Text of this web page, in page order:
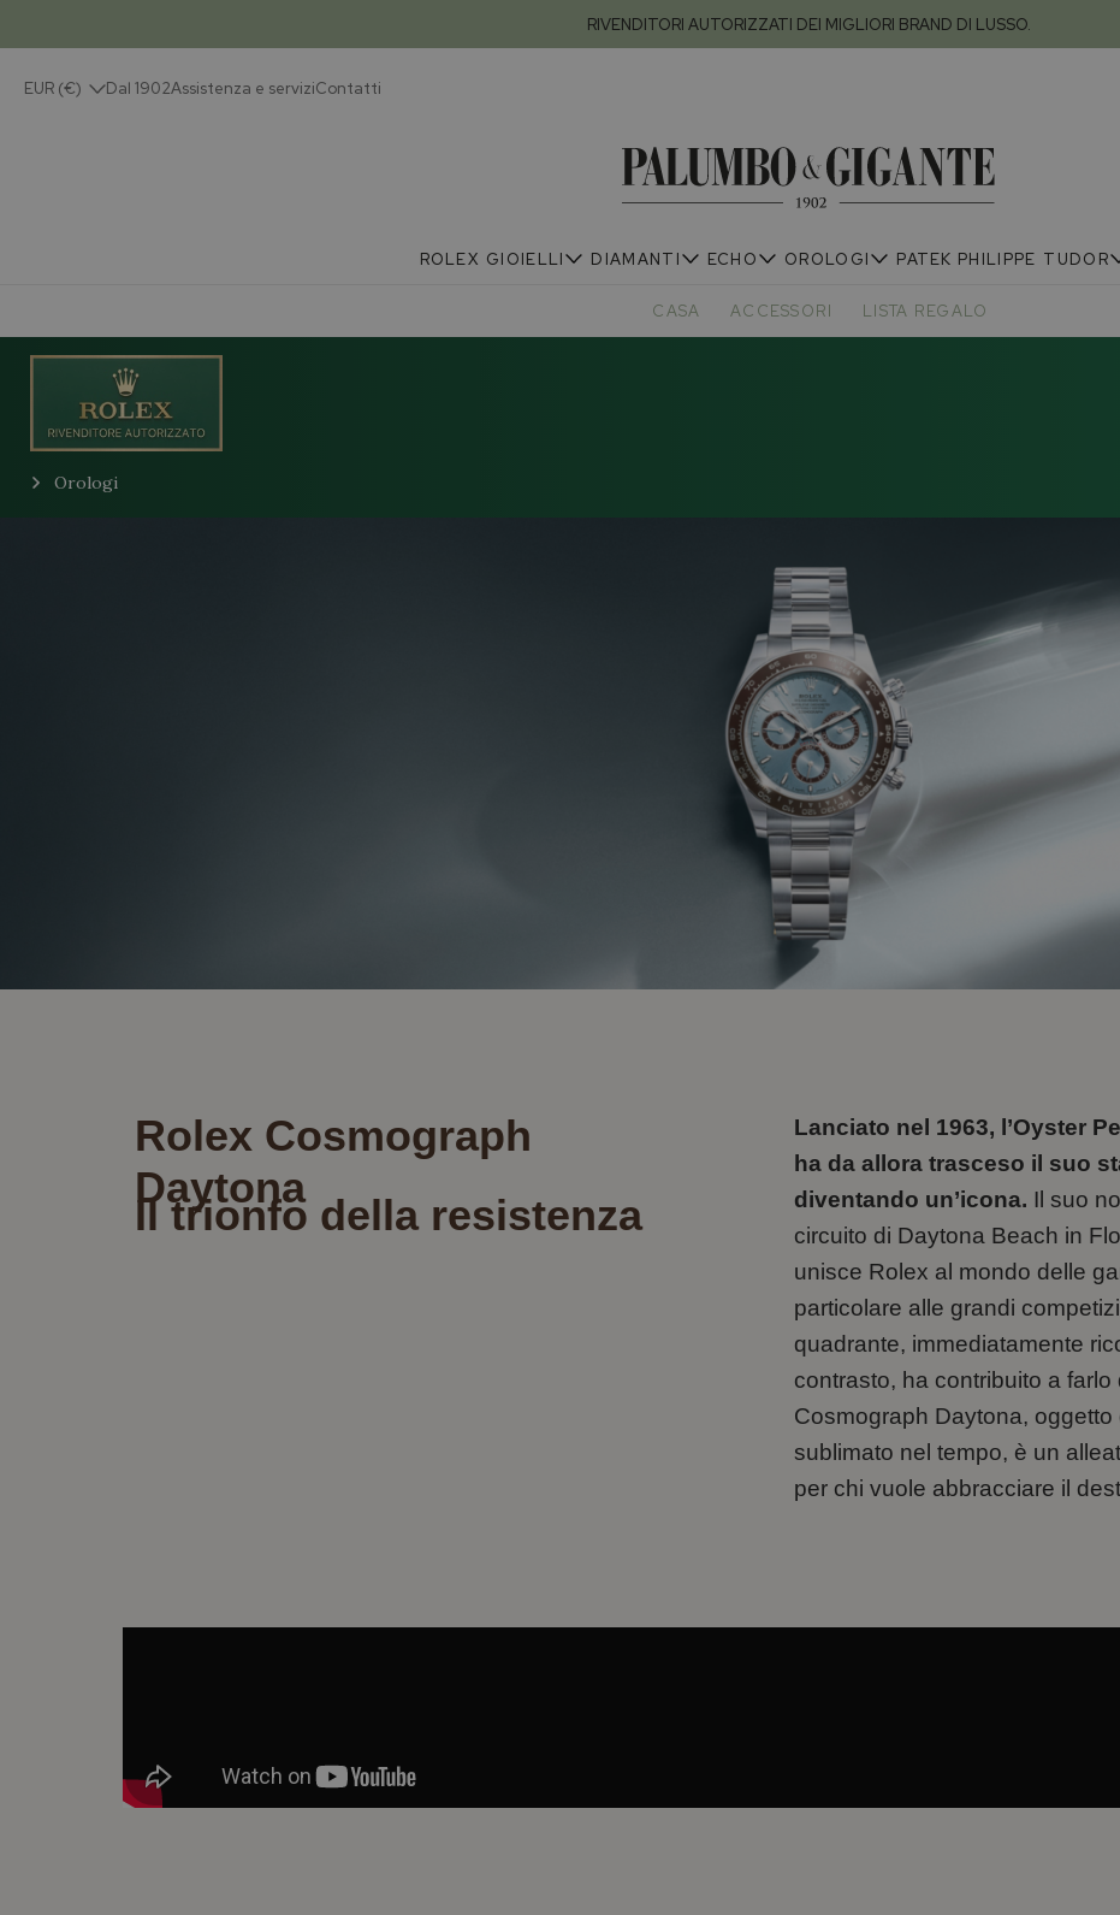
RIVENDITORI AUTORIZZATI DEI MIGLIORI BRAND DI LUSSO.
EUR (€) Dal 1902Assistenza e serviziContatti
ROLEX GIOIELLI DIAMANTI ECHO OROLOGI PATEK PHILIPPE TUDOR
CASA ACCESSORI LISTA REGALO
Orologi
Rolex Cosmograph
Daytona
Il trionfo della resistenza
Lanciato nel 1963, l’Oyster
ha da allora trasceso il suo
diventando un’icona. Il suo
circuito di Daytona Beach in
unisce Rolex al mondo delle
particolare alle grandi
quadrante, immediatamente
contrasto, ha contribuito a
Cosmograph Daytona,
sublimato nel tempo, è un
per chi vuole abbracciare il